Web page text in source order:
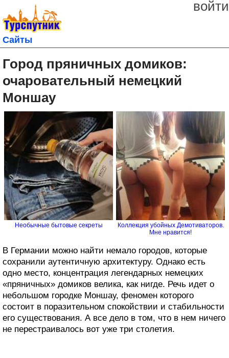
войти
Сайты
Город пряничных домиков:
очаровательный немецкий
Моншау
Необычные бытовые секреты
Коллекция убойных Демотиваторов.
Мне нравится!
В Германии можно найти немало городов, которые
сохранили аутентичную архитектуру. Однако есть
одно место, концентрация легендарных немецких
«пряничных» домиков велика, как нигде. Речь идет о
небольшом городке Моншау, феномен которого
состоит в поразительном спокойствии и стабильности
его существования. А все дело в том, что в нем ничего
не перестраивалось вот уже три столетия.